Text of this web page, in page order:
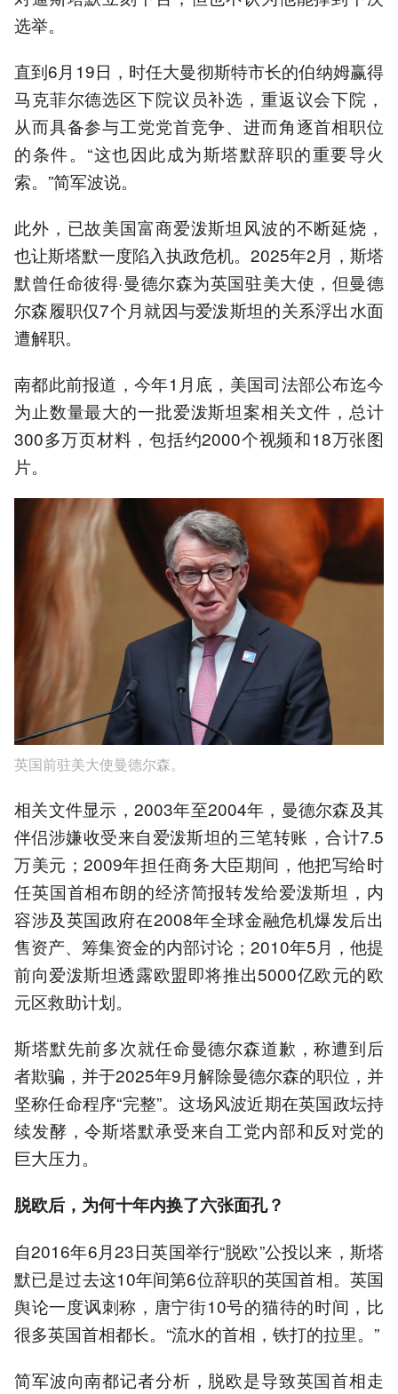
选举。
直到6月19日，时任大曼彻斯特市长的伯纳姆赢得
马克菲尔德选区下院议员补选，重返议会下院，
从而具备参与工党党首竞争、进而角逐首相职位
的条件。“这也因此成为斯塔默辞职的重要导火
索。”简军波说。
此外，已故美国富商爱泼斯坦风波的不断延烧，
也让斯塔默一度陷入执政危机。2025年2月，斯塔
默曾任命彼得·曼德尔森为英国驻美大使，但曼德
尔森履职仅7个月就因与爱泼斯坦的关系浮出水面
遭解职。
南都此前报道，今年1月底，美国司法部公布迄今
为止数量最大的一批爱泼斯坦案相关文件，总计
300多万页材料，包括约2000个视频和18万张图
片。
英国前驻美大使曼德尔森。
相关文件显示，2003年至2004年，曼德尔森及其
伴侣涉嫌收受来自爱泼斯坦的三笔转账，合计7.5
万美元；2009年担任商务大臣期间，他把写给时
任英国首相布朗的经济简报转发给爱泼斯坦，内
容涉及英国政府在2008年全球金融危机爆发后出
售资产、筹集资金的内部讨论；2010年5月，他提
前向爱泼斯坦透露欧盟即将推出5000亿欧元的欧
元区救助计划。
斯塔默先前多次就任命曼德尔森道歉，称遭到后
者欺骗，并于2025年9月解除曼德尔森的职位，并
坚称任命程序“完整”。这场风波近期在英国政坛持
续发酵，令斯塔默承受来自工党内部和反对党的
巨大压力。
脱欧后，为何十年内换了六张面孔？
自2016年6月23日英国举行“脱欧”公投以来，斯塔
默已是过去这10年间第6位辞职的英国首相。英国
舆论一度讽刺称，唐宁街10号的猫待的时间，比
很多英国首相都长。“流水的首相，铁打的拉里。”
简军波向南都记者分析，脱欧是导致英国首相走